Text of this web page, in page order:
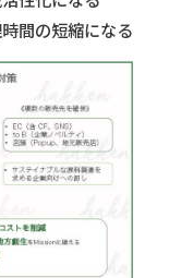
間の短縮になる